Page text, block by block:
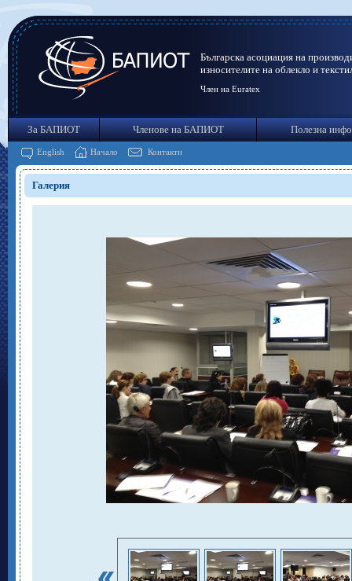
Българска асоциация на
износителите на облекло и
Член на Euratex
За БАПИОТ Членове на БАПИОТ Полезна
English Начало Контакти
Галерия